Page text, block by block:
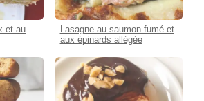
et au
Lasagne au saumon fumé et
aux épinards allégée